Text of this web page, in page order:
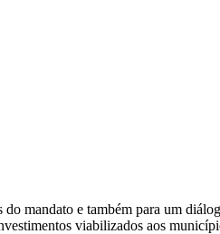
mandato e também para um
viabilizados aos